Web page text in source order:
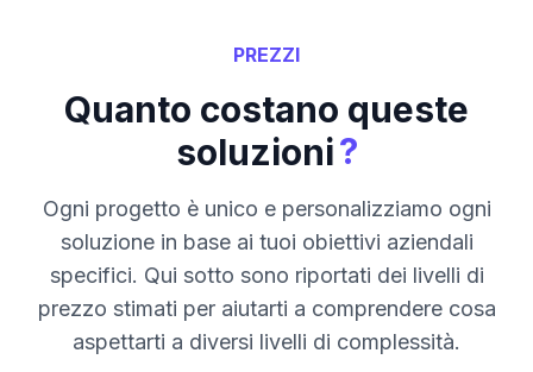
PREZZI
Quanto costano queste
soluzioni?
Ogni progetto è unico e personalizziamo ogni
soluzione in base ai tuoi obiettivi aziendali
specifici. Qui sotto sono riportati dei livelli di
prezzo stimati per aiutarti a comprendere cosa
aspettarti a diversi livelli di complessità.